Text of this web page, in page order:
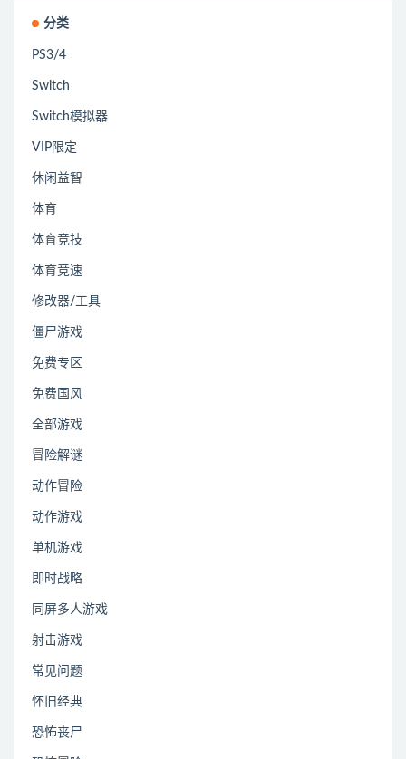
分类
PS3/4
Switch
Switch模拟器
VIP限定
休闲益智
体育
体育竞技
体育竞速
修改器/工具
僵尸游戏
免费专区
免费国风
全部游戏
冒险解谜
动作冒险
动作游戏
单机游戏
即时战略
同屏多人游戏
射击游戏
常见问题
怀旧经典
恐怖丧尸